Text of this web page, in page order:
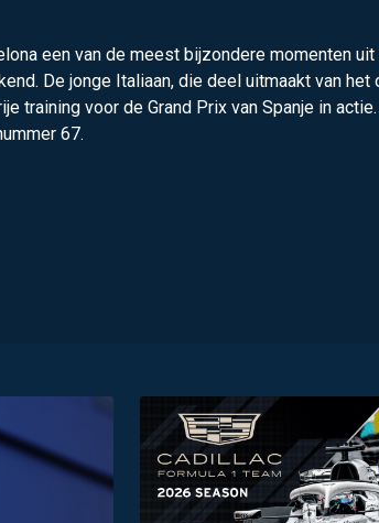
een van de meest bijzondere momenten
De jonge Italiaan, die deel uitmaakt van
training voor de Grand Prix van Spanje in
67.